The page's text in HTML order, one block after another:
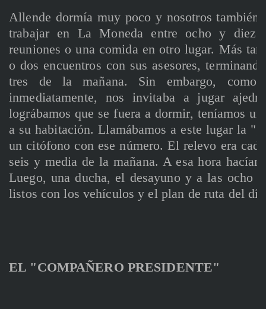
Allende dormía muy poco y nosotros
trabajar en La Moneda entre ocho y diez
reuniones o una comida en otro lugar. Más
o dos encuentros con sus asesores,
tres de la mañana. Sin embargo, como
inmediatamente, nos invitaba a jugar
lográbamos que se fuera a dormir, teníamos
a su habitación. Llamábamos a este lugar la
un citófono con ese número. El relevo era
seis y media de la mañana. A esa hora
Luego, una ducha, el desayuno y a las ocho
listos con los vehículos y el plan de ruta del
EL "COMPAÑERO PRESIDENTE"